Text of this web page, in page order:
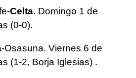
Celta. Domingo 1 de
(0-0).
-Osasuna. Viernes 6 de
(1-2, Borja Iglesias) .